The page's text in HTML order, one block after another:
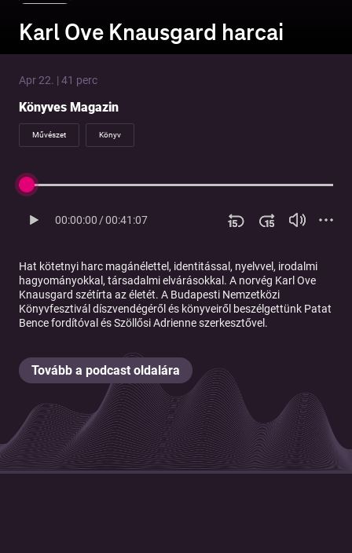
Karl Ove Knausgard harcai
Apr 22. | 41 perc
Könyves Magazin
Művészet Könyv
00:00:00/00:41:07
Hat kötetnyi harc magánélettel, identitással, nyelvvel, irodalmi
hagyományokkal, társadalmi elvárásokkal. A norvég Karl Ove
Knausgard szétírta az életét. A Budapesti Nemzetközi
Könyvfesztivál díszvendégéről és könyveiről beszélgettünk Patat
Bence fordítóval és Szöllősi Adrienne szerkesztővel.
Tovább a podcast oldalára